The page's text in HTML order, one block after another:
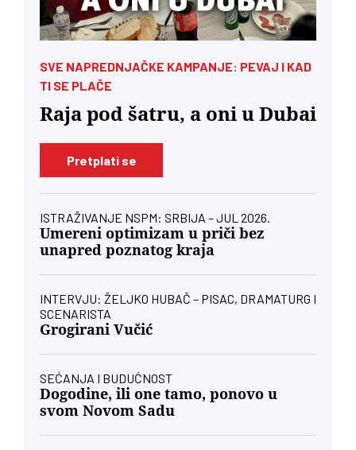
SVE NAPREDNJAČKE KAMPANJE: PEVAJ I KAD
TI SE PLAČE
Raja pod šatru, a oni u Dubai
Pretplati se
ISTRAŽIVANJE NSPM: SRBIJA – JUL 2026.
Umereni optimizam u priči bez
unapred poznatog kraja
INTERVJU: ŽELJKO HUBAČ – PISAC, DRAMATURG I
SCENARISTA
Grogirani Vučić
SEĆANJA I BUDUĆNOST
Dogodine, ili one tamo, ponovo u
svom Novom Sadu